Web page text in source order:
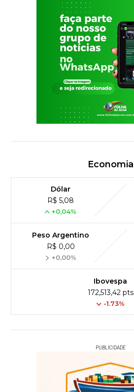
Economia
Dólar
R$ 5,08
+0,04%
Peso Argentino
R$ 0,00
+0,00%
Ibovespa
172,513,42 pts
-1.73%
PUBLICIDADE